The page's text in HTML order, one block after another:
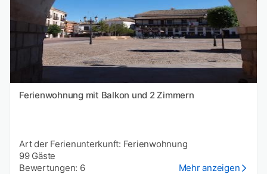
Ferienwohnung mit Balkon und 2 Zimmern
Art der Ferienunterkunft: Ferienwohnung
99 Gäste
Bewertungen: 6
Mehr anzeigen